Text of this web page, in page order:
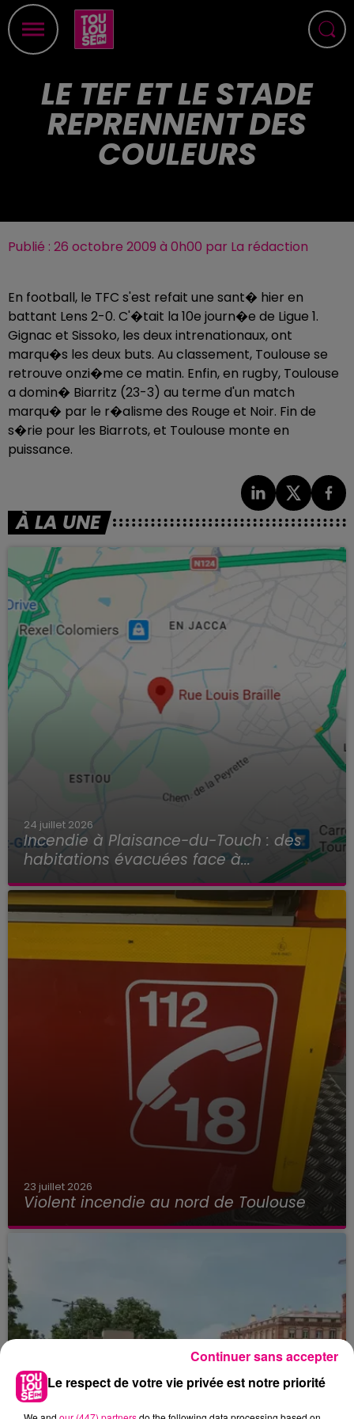
LE TEF ET LE STADE
REPRENNENT DES
COULEURS
Publié : 26 octobre 2009 à 0h00 par La rédaction
En football, le TFC s'est refait une sant� hier en
battant Lens 2-0. C'�tait la 10e journ�e de Ligue 1.
Gignac et Sissoko, les deux intrenationaux, ont
marqu�s les deux buts. Au classement, Toulouse se
retrouve onzi�me ce matin. Enfin, en rugby, Toulouse
a domin� Biarritz (23-3) au terme d'un match
marqu� par le r�alisme des Rouge et Noir. Fin de
s�rie pour les Biarrots, et Toulouse monte en
puissance.
À LA UNE
24 juillet 2026
Incendie à Plaisance-du-Touch : des
habitations évacuées face à...
23 juillet 2026
Violent incendie au nord de Toulouse
Le respect de votre vie privée est notre priorité
Continuer sans accepter